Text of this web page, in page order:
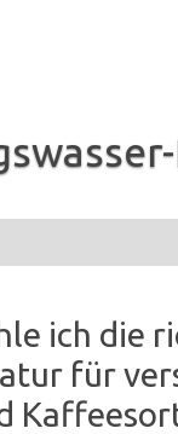
ich die
für